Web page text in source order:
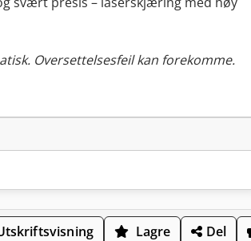
Oversettelsesfeil kan forekomme.
Lagre Del